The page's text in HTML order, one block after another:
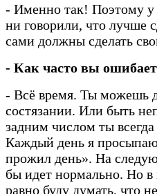
- Именно так! Поэтому у
ни говорили, что лучше
сами должны сделать
- Как часто вы
- Всё время. Ты можешь
состязании. Или быть
задним числом ты
Каждый день я
прожил день». На
бы идет нормально. Но в
равно буду думать, что